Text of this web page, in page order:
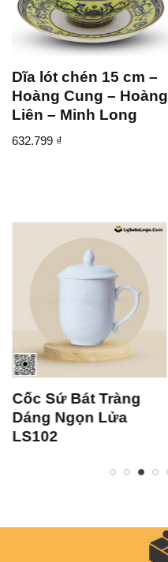
Dĩa lót chén 15 cm –
Hoàng Cung – Hoàng
Liên – Minh Long
632.799 ₫
Cốc Sứ Bát Tràng
Dáng Ngọn Lửa
LS102